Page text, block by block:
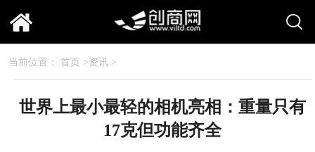
当前位置： 首页 >资讯>
世界上最小最轻的相机亮相：重量只有
17克但功能齐全